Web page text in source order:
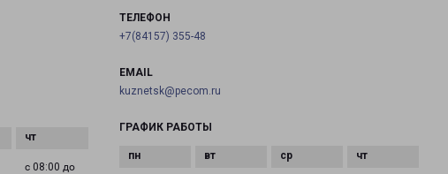
с 08:00 до
ТЕЛЕФОН
+7(84157) 355-48
EMAIL
kuznetsk@pecom.ru
ГРАФИК РАБОТЫ